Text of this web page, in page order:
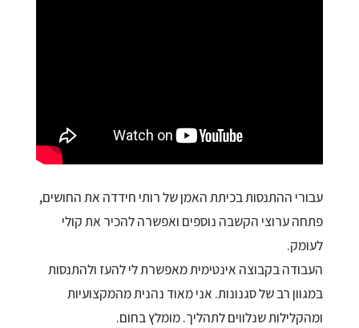
עבורי ההתנסות בכיתת האמן של רותי חידדה את החושים,
פתחה ערוצי הקשבה נוספים ואפשרה להכיר את קולי
לעומק.
העבודה בקבוצה אינטימית מאפשרת לי להעז ולהתנסות
במגוון רב של סגנונות. אני מאוד נהנית מהמקצועיות
ומהקלילות שנלווים לתהליך. מומלץ בחום.